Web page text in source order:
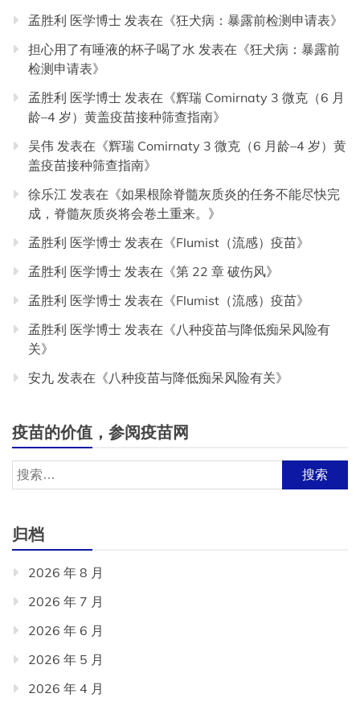
孟胜利 医学博士 发表在《狂犬病：暴露前检测申请表》
担心用了有唾液的杯子喝了水 发表在《狂犬病：暴露前
检测申请表》
孟胜利 医学博士 发表在《辉瑞 Comirnaty 3 微克（6 月
龄–4 岁）黄盖疫苗接种筛查指南》
吴伟 发表在《辉瑞 Comirnaty 3 微克（6 月龄–4 岁）黄
盖疫苗接种筛查指南》
徐乐江 发表在《如果根除脊髓灰质炎的任务不能尽快完
成，脊髓灰质炎将会卷土重来。 》
孟胜利 医学博士 发表在《Flumist（流感）疫苗》
孟胜利 医学博士 发表在《第 22 章 破伤风》
孟胜利 医学博士 发表在《Flumist（流感）疫苗》
孟胜利 医学博士 发表在《八种疫苗与降低痴呆风险有
关》
安九 发表在《八种疫苗与降低痴呆风险有关》
疫苗的价值，参阅疫苗网
搜
索：
归档
2026 年 8 月
2026 年 7 月
2026 年 6 月
2026 年 5 月
2026 年 4 月